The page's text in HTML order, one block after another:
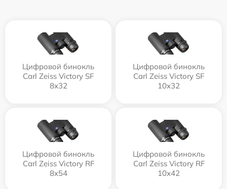
Цифровой бинокль
Carl Zeiss Victory SF
8x32
Цифровой бинокль
Carl Zeiss Victory SF
10x32
Цифровой бинокль
Carl Zeiss Victory RF
8x54
Цифровой бинокль
Carl Zeiss Victory RF
10x42